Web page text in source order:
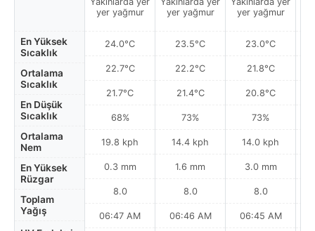
En Yüksek
Sıcaklık
Ortalama
Sıcaklık
En Düşük
Sıcaklık
Ortalama
Nem
En Yüksek
Rüzgar
Toplam
Yağış
yer yağmur
24.0°C
22.7°C
21.7°C
68%
19.8 kph
0.3 mm
8.0
06:47 AM
yer yağmur
23.5°C
22.2°C
21.4°C
73%
14.4 kph
1.6 mm
8.0
06:46 AM
yer yağmur
23.0°C
21.8°C
20.8°C
73%
14.0 kph
3.0 mm
8.0
06:45 AM